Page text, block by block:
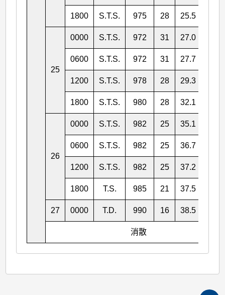
1800 S.T.S. 975 28 25.5
25
0000 S.T.S. 972 31 27.0
0600 S.T.S. 972 31 27.7
1200 S.T.S. 978 28 29.3
1800 S.T.S. 980 28 32.1
26
0000 S.T.S. 982 25 35.1
0600 S.T.S. 982 25 36.7
1200 S.T.S. 982 25 37.2
1800 T.S. 985 21 37.5
27 0000 T.D. 990 16 38.5
消散